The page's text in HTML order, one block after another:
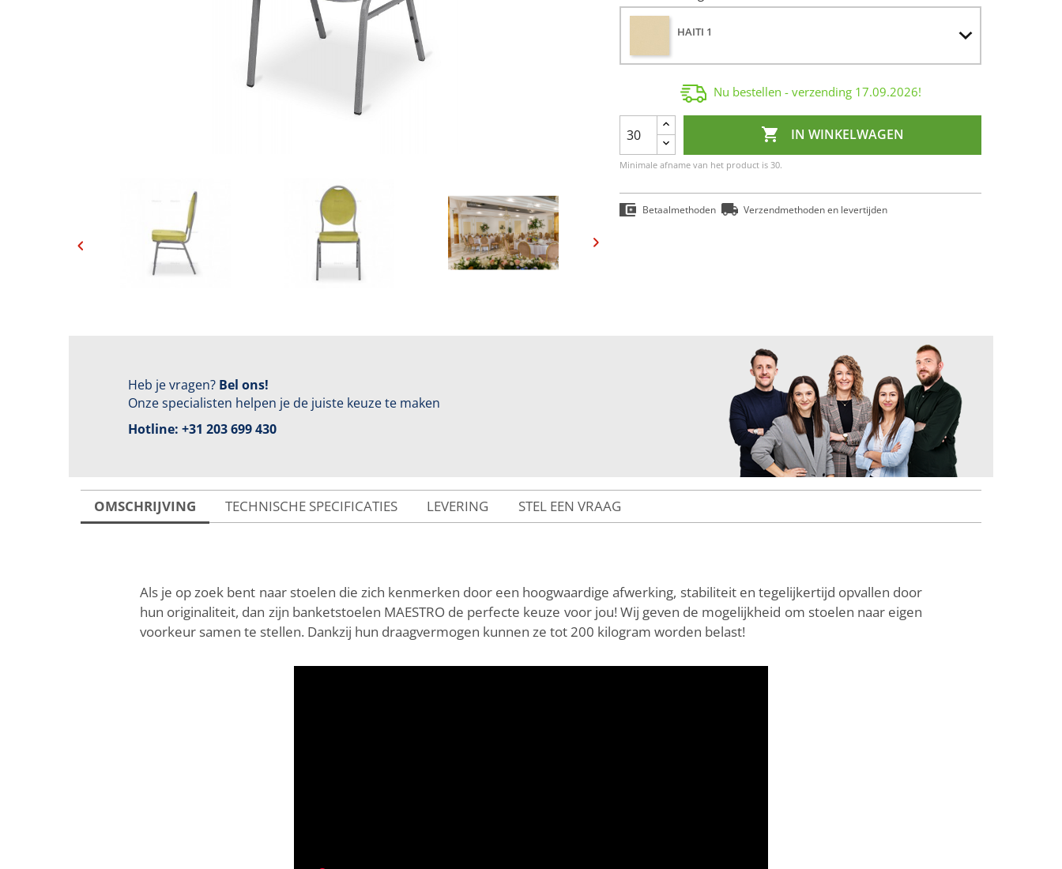
HAITI 1
Nu bestellen - verzending 17.09.2026!
 IN WINKELWAGEN
Minimale afname van het product is 30.
Betaalmethoden Verzendmethoden en levertijden
Heb je vragen? Bel ons!
Onze specialisten helpen je de juiste keuze te maken
Hotline: +31 203 699 430
OMSCHRIJVING TECHNISCHE SPECIFICATIES LEVERING STEL EEN VRAAG
Als je op zoek bent naar stoelen die zich kenmerken door een hoogwaardige afwerking, stabiliteit en tegelijkertijd opvallen door
hun originaliteit, dan zijn banketstoelen MAESTRO de perfecte keuze voor jou! Wij geven de mogelijkheid om stoelen naar eigen
voorkeur samen te stellen. Dankzij hun draagvermogen kunnen ze tot 200 kilogram worden belast!